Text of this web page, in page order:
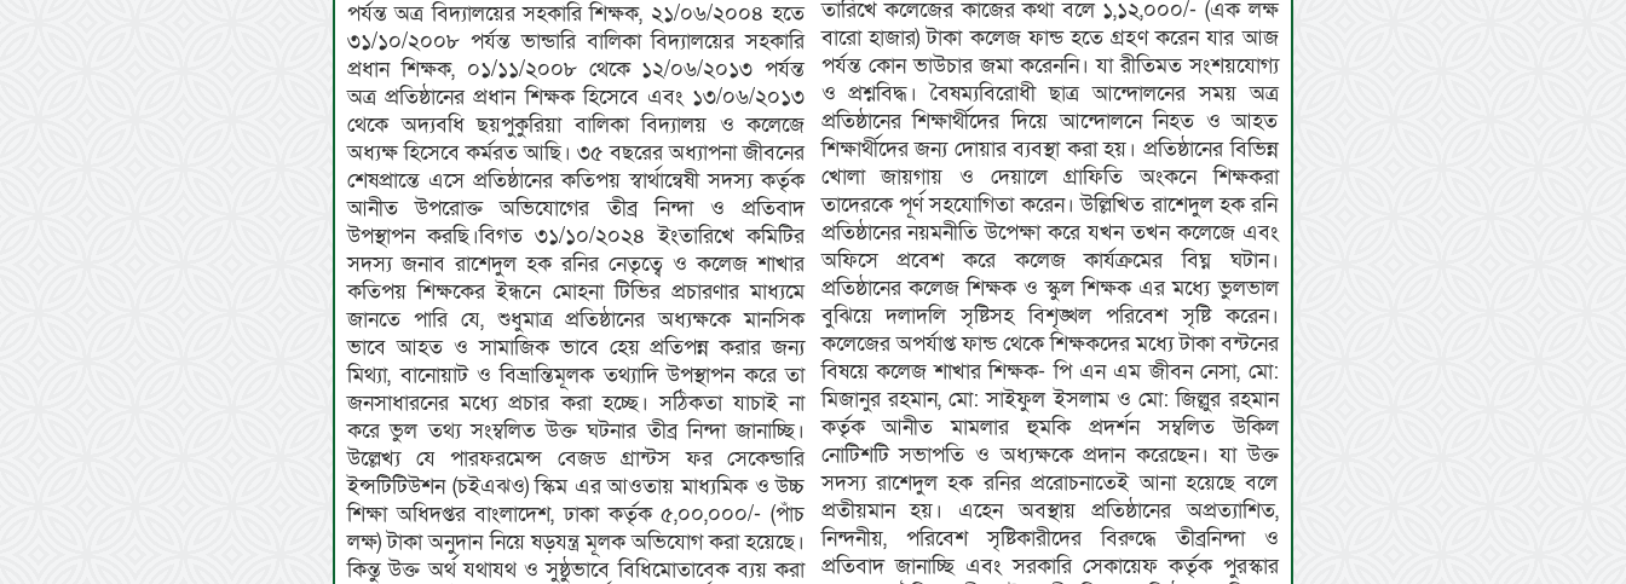
পর্যন্ত অত্র বিদ্যালয়ের সহকারি শিক্ষক, ২১/০৬/২০০৪ হতে
৩১/১০/২০০৮ পর্যন্ত ভান্ডারি বালিকা বিদ্যালয়ের সহকারি
প্রধান শিক্ষক, ০১/১১/২০০৮ থেকে ১২/০৬/২০১৩ পর্যন্ত
অত্র প্রতিষ্ঠানের প্রধান শিক্ষক হিসেবে এবং ১৩/০৬/২০১৩
থেকে অদ্যবধি ছয়পুকুরিয়া বালিকা বিদ্যালয় ও কলেজে
অধ্যক্ষ হিসেবে কর্মরত আছি। ৩৫ বছরের অধ্যাপনা জীবনের
শেষপ্রান্তে এসে প্রতিষ্ঠানের কতিপয় স্বার্থান্বেষী সদস্য কর্তৃক
আনীত উপরোক্ত অভিযোগের তীব্র নিন্দা ও প্রতিবাদ
উপস্থাপন করছি।বিগত ৩১/১০/২০২৪ ইংতারিখে কমিটির
সদস্য জনাব রাশেদুল হক রনির নেতৃত্বে ও কলেজ শাখার
কতিপয় শিক্ষকের ইন্ধনে মোহনা টিভির প্রচারণার মাধ্যমে
জানতে পারি যে, শুধুমাত্র প্রতিষ্ঠানের অধ্যক্ষকে মানসিক
ভাবে আহত ও সামাজিক ভাবে হেয় প্রতিপন্ন করার জন্য
মিথ্যা, বানোয়াট ও বিভ্রান্তিমূলক তথ্যাদি উপস্থাপন করে তা
জনসাধারনের মধ্যে প্রচার করা হচ্ছে। সঠিকতা যাচাই না
করে ভুল তথ্য সংম্বলিত উক্ত ঘটনার তীব্র নিন্দা জানাচ্ছি।
উল্লেখ্য যে পারফরমেন্স বেজড গ্রান্টস ফর সেকেন্ডারি
ইন্সটিটিউশন (চইএঝও) স্কিম এর আওতায় মাধ্যমিক ও উচ্চ
শিক্ষা অধিদপ্তর বাংলাদেশ, ঢাকা কর্তৃক ৫,০০,০০০/- (পাঁচ
লক্ষ) টাকা অনুদান নিয়ে ষড়যন্ত্র মূলক অভিযোগ করা হয়েছে।
কিন্তু উক্ত অর্থ যথাযথ ও সুষ্ঠুভাবে বিধিমোতাবেক ব্যয় করা
তারিখে কলেজের কাজের কথা বলে ১,১২,০০০/- (এক লক্ষ
বারো হাজার) টাকা কলেজ ফান্ড হতে গ্রহণ করেন যার আজ
পর্যন্ত কোন ভাউচার জমা করেননি। যা রীতিমত সংশয়যোগ্য
ও প্রশ্নবিদ্ধ। বৈষম্যবিরোধী ছাত্র আন্দোলনের সময় অত্র
প্রতিষ্ঠানের শিক্ষার্থীদের দিয়ে আন্দোলনে নিহত ও আহত
শিক্ষার্থীদের জন্য দোয়ার ব্যবস্থা করা হয়। প্রতিষ্ঠানের বিভিন্ন
খোলা জায়গায় ও দেয়ালে গ্রাফিতি অংকনে শিক্ষকরা
তাদেরকে পূর্ণ সহযোগিতা করেন। উল্লিখিত রাশেদুল হক রনি
প্রতিষ্ঠানের নয়মনীতি উপেক্ষা করে যখন তখন কলেজে এবং
অফিসে প্রবেশ করে কলেজ কার্যক্রমের বিঘ্ন ঘটান।
প্রতিষ্ঠানের কলেজ শিক্ষক ও স্কুল শিক্ষক এর মধ্যে ভুলভাল
বুঝিয়ে দলাদলি সৃষ্টিসহ বিশৃঙ্খল পরিবেশ সৃষ্টি করেন।
কলেজের অপর্যাপ্ত ফান্ড থেকে শিক্ষকদের মধ্যে টাকা বন্টনের
বিষয়ে কলেজ শাখার শিক্ষক- পি এন এম জীবন নেসা, মো:
মিজানুর রহমান, মো: সাইফুল ইসলাম ও মো: জিল্লুর রহমান
কর্তৃক আনীত মামলার হুমকি প্রদর্শন সম্বলিত উকিল
নোটিশটি সভাপতি ও অধ্যক্ষকে প্রদান করেছেন। যা উক্ত
সদস্য রাশেদুল হক রনির প্ররোচনাতেই আনা হয়েছে বলে
প্রতীয়মান হয়। এহেন অবস্থায় প্রতিষ্ঠানের অপ্রত্যাশিত,
নিন্দনীয়, পরিবেশ সৃষ্টিকারীদের বিরুদ্ধে তীব্রনিন্দা ও
প্রতিবাদ জানাচ্ছি এবং সরকারি সেকায়েফ কর্তৃক পুরস্কার